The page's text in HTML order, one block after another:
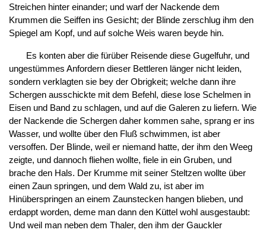
Streichen hinter einander; und warf der Nackende dem
Krummen die Seiffen ins Gesicht; der Blinde zerschlug ihm den
Spiegel am Kopf, und auf solche Weis waren beyde hin.
Es konten aber die fürüber Reisende diese Gugelfuhr, und
ungestümmes Anfordern dieser Bettleren länger nicht leiden,
sondern verklagten sie bey der Obrigkeit; welche dann ihre
Schergen ausschickte mit dem Befehl, diese lose Schelmen in
Eisen und Band zu schlagen, und auf die Galeren zu liefern. Wie
der Nackende die Schergen daher kommen sahe, sprang er ins
Wasser, und wollte über den Fluß schwimmen, ist aber
versoffen. Der Blinde, weil er niemand hatte, der ihm den Weeg
zeigte, und dannoch fliehen wollte, fiele in ein Gruben, und
brache den Hals. Der Krumme mit seiner Steltzen wollte über
einen Zaun springen, und dem Wald zu, ist aber im
Hinüberspringen an einem Zaunstecken hangen blieben, und
erdappt worden, deme man dann den Küttel wohl ausgestaubt:
Und weil man neben dem Thaler, den ihm der Gauckler